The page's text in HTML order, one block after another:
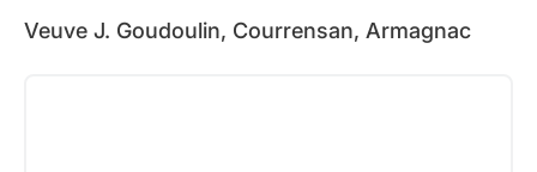
Veuve J. Goudoulin, Courrensan, Armagnac